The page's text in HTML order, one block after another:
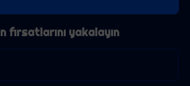
yakalayın